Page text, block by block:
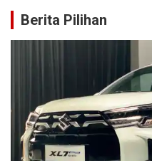
Berita Pilihan